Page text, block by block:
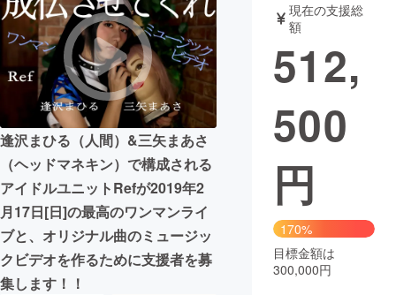
テクノロジー・ガジェット
映像・映画 書籍・雑誌
ビジネス・起業 チャレンジ
まちづくり・地域活性化
CAMPFIRE for Social Good
CAMPFIRE Creation
CAMPFIREふるさと納税machi-ya コミュニティ
逢沢まひる（人間）&三矢まあさ
（ヘッドマネキン）で構成される
アイドルユニットRefが2019年2
月17日[日]の最高のワンマンライ
ブと、オリジナル曲のミュージッ
クビデオを作るために支援者を募
集します！！
現在の支援総
額
512,
500
円
170%
目標金額は
300,000円